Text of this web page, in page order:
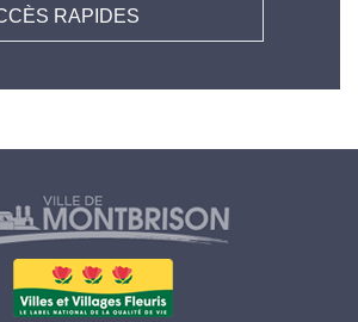
RAPIDES